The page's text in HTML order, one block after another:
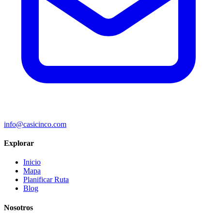
info@casicinco.com
Explorar
Inicio
Mapa
Planificar Ruta
Blog
Nosotros